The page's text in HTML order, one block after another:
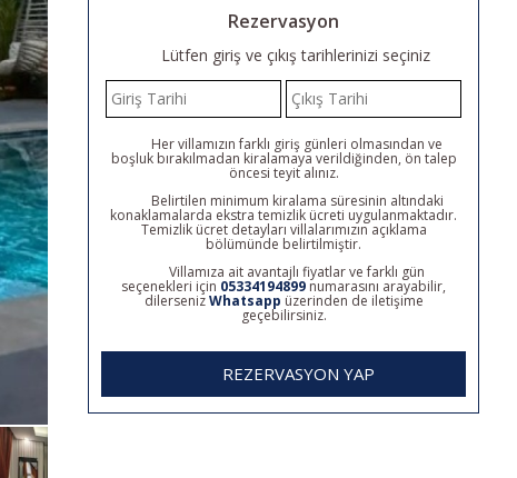
Rezervasyon
Lütfen giriş ve çıkış tarihlerinizi seçiniz
Her villamızın farklı giriş günleri olmasından ve
boşluk bırakılmadan kiralamaya verildiğinden, ön talep
öncesi teyit alınız.
Belirtilen minimum kiralama süresinin altındaki
konaklamalarda ekstra temizlik ücreti uygulanmaktadır.
Temizlik ücret detayları villalarımızın açıklama
bölümünde belirtilmiştir.
Villamıza ait avantajlı fiyatlar ve farklı gün
seçenekleri için 05334194899 numarasını arayabilir,
dilersenizWhatsapp üzerinden de iletişime
geçebilirsiniz.
REZERVASYON YAP